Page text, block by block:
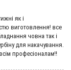
як і
виготовлення! все
човна так і
для накачування.
професіоналам!!